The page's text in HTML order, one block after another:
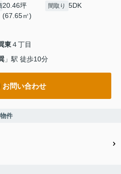
20.46坪
(67.65㎡)
間取り 5DK
東４丁目
」駅 徒歩10分
お問い合わせ
件